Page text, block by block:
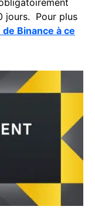
jours. Pour plus
Binance à ce